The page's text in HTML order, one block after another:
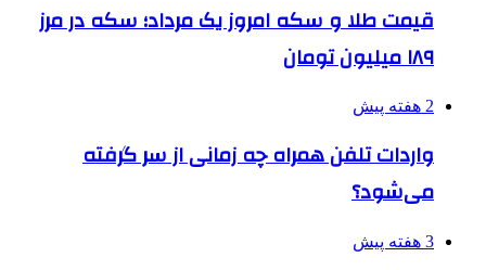
قیمت طلا و سکه امروز یک مرداد؛ سکه در مرز
۱۸۹ میلیون تومان
2 هفته پیش
واردات تلفن همراه چه زمانی از سر گرفته
می‌شود؟
3 هفته پیش